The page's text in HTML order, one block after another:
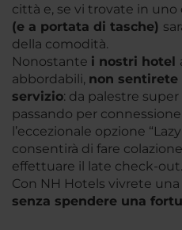
città e, se vi trovate in uno
(e a portata di tasche)
della comodità.
Nonostante i nostri hotel
abbordabili, non sentirete
servizio: da palestre
passando per
l’eccezionale opzione “
consentirà di fare
effettuare il late check-out.
Con NH Hotels vivrete una
senza spendere una